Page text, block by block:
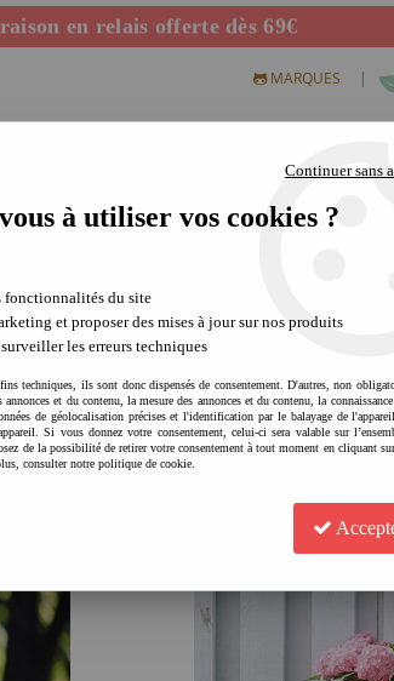
en relais offerte dès 69€
MARQUES |
pour les beaux jours et les ballades dans les parcs, les
Continuer sans
à utiliser vos cookies ?
fonctionnalités du site
et proposer des mises à jour sur nos produits
les erreurs techniques
techniques, ils sont donc dispensés de consentement. D'autres, non
et du contenu, la mesure des annonces et du contenu, la
de géolocalisation précises et l'identification par le balayage de
Si vous donnez votre consentement, celui-ci sera valable sur
de la possibilité de retirer votre consentement à tout moment en cliquant
consulter notre politique de cookie.